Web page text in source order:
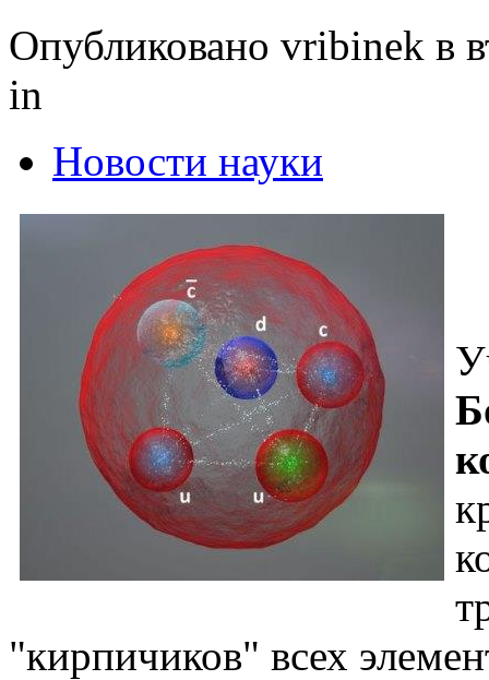
Опубликовано vribinek в
in
Новости науки
"кирпичиков" всех